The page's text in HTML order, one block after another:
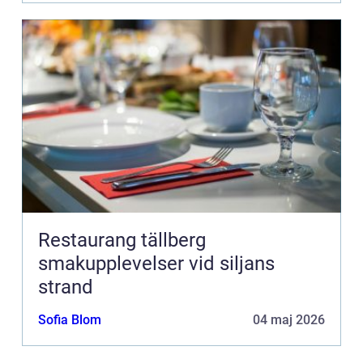
Restaurang tällberg
smakupplevelser vid siljans
strand
Sofia Blom 04 maj 2026